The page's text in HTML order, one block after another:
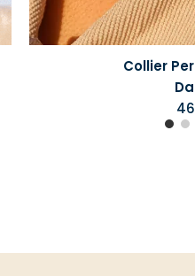
Collier